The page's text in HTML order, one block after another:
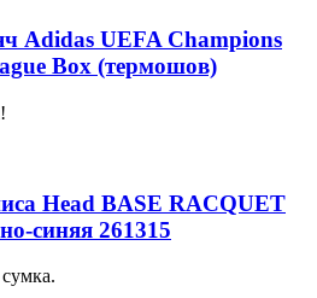
Adidas UEFA Champions
Box (термошов)
Head BASE RACQUET
синяя 261315